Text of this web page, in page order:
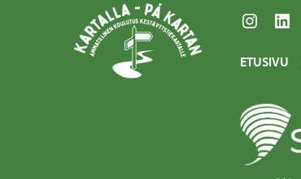
Instagram LinkedIn
ETUSIVU